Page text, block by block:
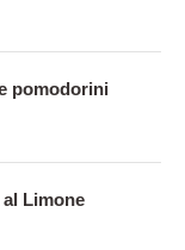
pomodorini
Limone